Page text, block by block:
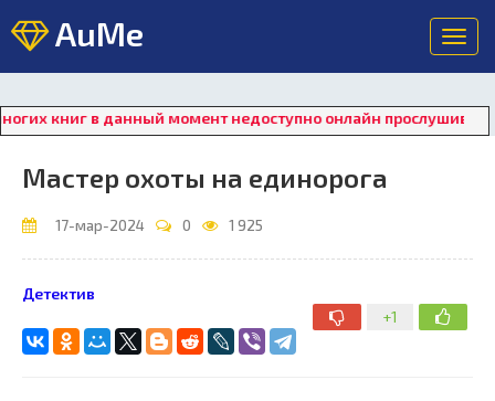
AuMe
данный момент недоступно онлайн прослушивание. Для
Мастер охоты на единорога
17-мар-2024 0 1 925
+1
Детектив